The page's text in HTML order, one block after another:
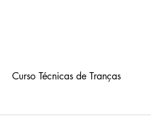
Curso Técnicas de Tranças